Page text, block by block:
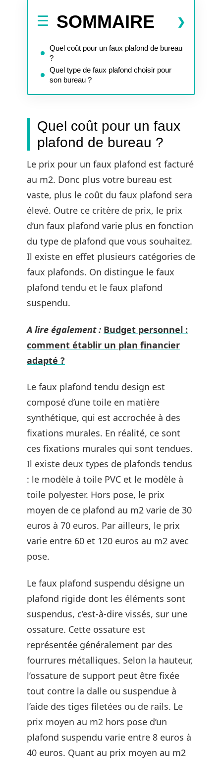
SOMMAIRE
Quel coût pour un faux plafond de bureau
?
Quel type de faux plafond choisir pour
son bureau ?
Quel coût pour un faux
plafond de bureau ?
Le prix pour un faux plafond est facturé
au m2. Donc plus votre bureau est
vaste, plus le coût du faux plafond sera
élevé. Outre ce critère de prix, le prix
d’un faux plafond varie plus en fonction
du type de plafond que vous souhaitez.
Il existe en effet plusieurs catégories de
faux plafonds. On distingue le faux
plafond tendu et le faux plafond
suspendu.
A lire également : Budget personnel :
comment établir un plan financier
adapté ?
Le faux plafond tendu design est
composé d’une toile en matière
synthétique, qui est accrochée à des
fixations murales. En réalité, ce sont
ces fixations murales qui sont tendues.
Il existe deux types de plafonds tendus
: le modèle à toile PVC et le modèle à
toile polyester. Hors pose, le prix
moyen de ce plafond au m2 varie de 30
euros à 70 euros. Par ailleurs, le prix
varie entre 60 et 120 euros au m2 avec
pose.
Le faux plafond suspendu désigne un
plafond rigide dont les éléments sont
suspendus, c’est-à-dire vissés, sur une
ossature. Cette ossature est
représentée généralement par des
fourrures métalliques. Selon la hauteur,
l’ossature de support peut être fixée
tout contre la dalle ou suspendue à
l’aide des tiges filetées ou de rails. Le
prix moyen au m2 hors pose d’un
plafond suspendu varie entre 8 euros à
40 euros. Quant au prix moyen au m2